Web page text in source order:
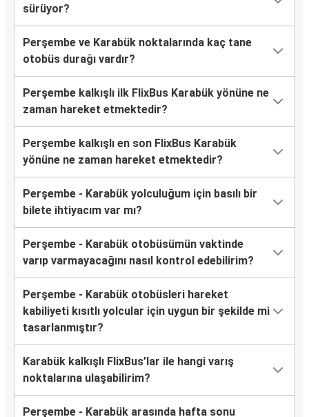
sürüyor?
Perşembe ve Karabük noktalarında kaç tane
otobüs durağı vardır?
Perşembe kalkışlı ilk FlixBus Karabük yönüne ne
zaman hareket etmektedir?
Perşembe kalkışlı en son FlixBus Karabük
yönüne ne zaman hareket etmektedir?
Perşembe - Karabük yolculuğum için basılı bir
bilete ihtiyacım var mı?
Perşembe - Karabük otobüsümün vaktinde
varıp varmayacağını nasıl kontrol edebilirim?
Perşembe - Karabük otobüsleri hareket
kabiliyeti kısıtlı yolcular için uygun bir şekilde mi
tasarlanmıştır?
Karabük kalkışlı FlixBus’lar ile hangi varış
noktalarına ulaşabilirim?
Perşembe - Karabük arasında hafta sonu